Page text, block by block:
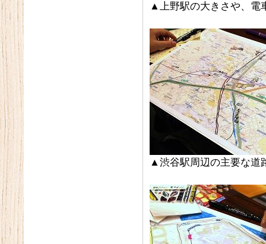
▲上野駅の大きさや、電
▲渋谷駅周辺の主要な道